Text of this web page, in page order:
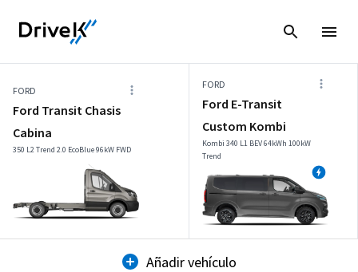
FORD
Ford Transit Chasis
Cabina
350 L2 Trend 2.0 EcoBlue 96kW FWD
FORD
Ford E-Transit
Custom Kombi
Kombi 340 L1 BEV 64kWh 100kW
Trend
Añadir vehículo